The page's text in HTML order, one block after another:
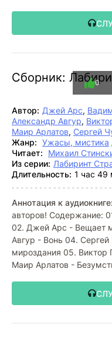
Сборник: 0
Автор: Джей Арс,
Александр Авгур,
Маир Арлатов, Сергей
Жанр: Ужасы, мистика
Читает:
Михаил
Из серии: Лабиринт
Длительность: 1 час 49
Аннотация к аудиокниге:
авторов! Содержание:
02. Джей Арс - Вещает
Авгур - Вонь 04.
мироздания 05. Виктор
Маир Арлатов -